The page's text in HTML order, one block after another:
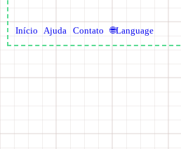
Início Ajuda Contato 🌐Language